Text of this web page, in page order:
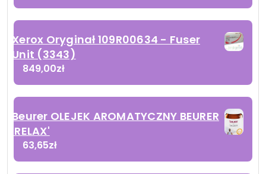
Xerox Oryginał 109R00634 - Fuser
Unit (3343)
849,00zł
Beurer OLEJEK AROMATYCZNY BEURER
'RELAX'
63,65zł